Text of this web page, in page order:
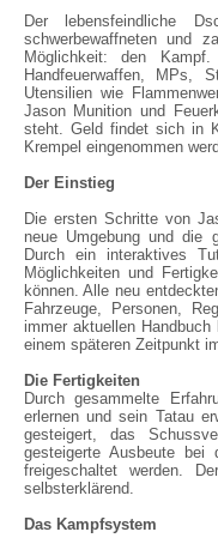
Der lebensfeindliche
schwerbewaffneten und
Möglichkeit: den
Handfeuerwaffen, MPs,
Utensilien wie
Jason Munition und
steht. Geld findet sich in
Krempel eingenommen
Der Einstieg
Die ersten Schritte von
neue Umgebung und die
Durch ein interaktives
Möglichkeiten und
können. Alle neu
Fahrzeuge, Personen,
immer aktuellen
einem späteren Zeitpunkt
Die Fertigkeiten
Durch gesammelte
erlernen und sein Tatau
gesteigert, das
gesteigerte Ausbeute bei
freigeschaltet werden.
selbsterklärend.
Das Kampfsystem